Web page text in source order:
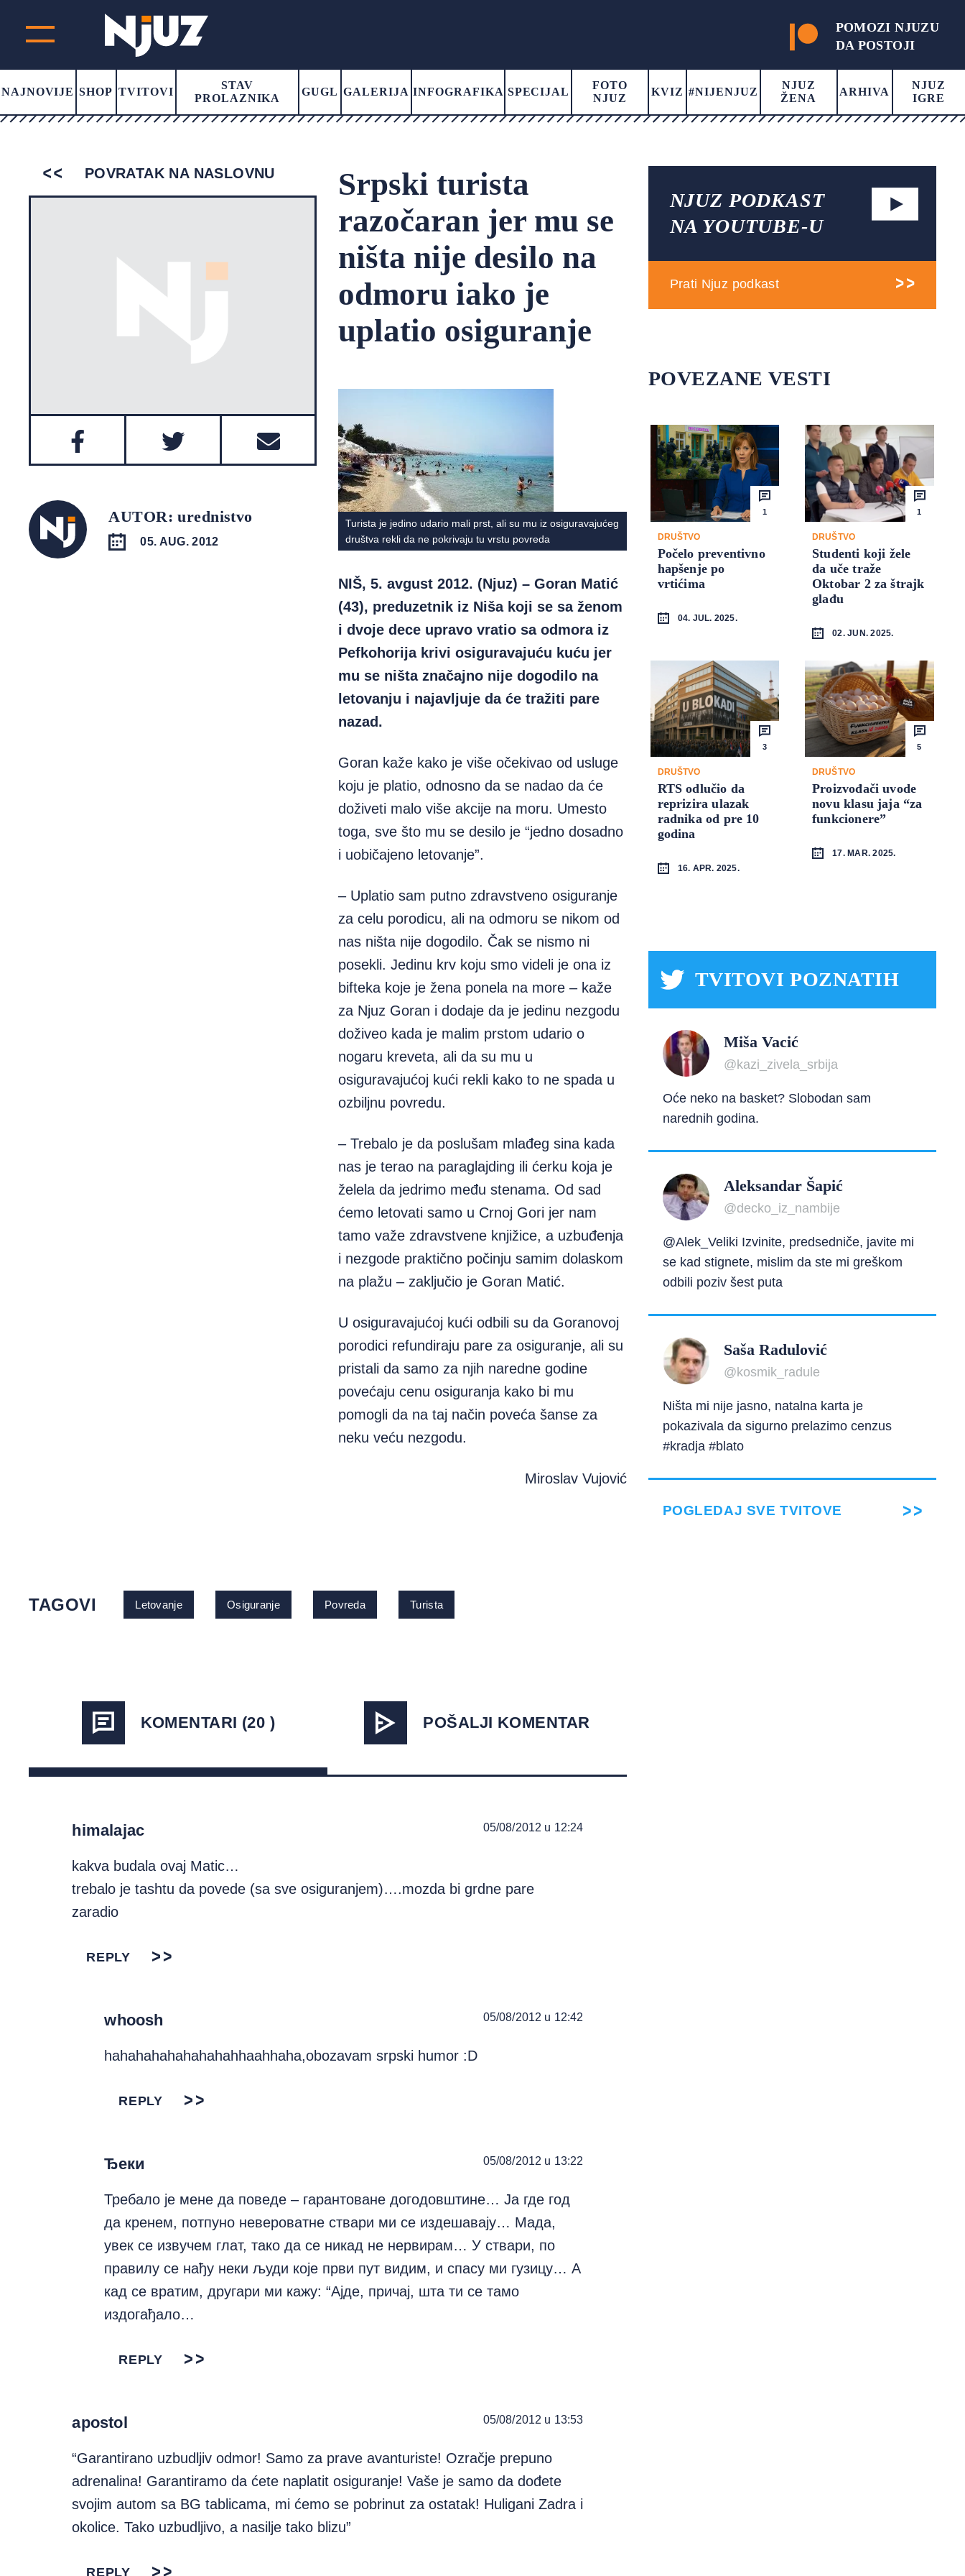
POMOZI NJUZU
DA POSTOJI
NAJNOVIJE SHOP TVITOVI
STAV
PROLAZNIKA
GUGL GALERIJA INFOGRAFIKA SPECIJAL
FOTO
NJUZ
KVIZ #NIJENJUZ
NJUZ
ŽENA
ARHIVA
NJUZ
IGRE
POVRATAK NA NASLOVNU
AUTOR: urednistvo
05. AUG. 2012
Srpski turista
razočaran jer mu se
ništa nije desilo na
odmoru iako je
uplatio osiguranje
Turista je jedino udario mali prst, ali su mu iz osiguravajućeg
društva rekli da ne pokrivaju tu vrstu povreda
NIŠ, 5. avgust 2012. (Njuz) – Goran Matić
(43), preduzetnik iz Niša koji se sa ženom
i dvoje dece upravo vratio sa odmora iz
Pefkohorija krivi osiguravajuću kuću jer
mu se ništa značajno nije dogodilo na
letovanju i najavljuje da će tražiti pare
nazad.
Goran kaže kako je više očekivao od usluge
koju je platio, odnosno da se nadao da će
doživeti malo više akcije na moru. Umesto
toga, sve što mu se desilo je “jedno dosadno
i uobičajeno letovanje”.
– Uplatio sam putno zdravstveno osiguranje
za celu porodicu, ali na odmoru se nikom od
nas ništa nije dogodilo. Čak se nismo ni
posekli. Jedinu krv koju smo videli je ona iz
bifteka koje je žena ponela na more – kaže
za Njuz Goran i dodaje da je jedinu nezgodu
doživeo kada je malim prstom udario o
nogaru kreveta, ali da su mu u
osiguravajućoj kući rekli kako to ne spada u
ozbiljnu povredu.
– Trebalo je da poslušam mlađeg sina kada
nas je terao na paraglajding ili ćerku koja je
želela da jedrimo među stenama. Od sad
ćemo letovati samo u Crnoj Gori jer nam
tamo važe zdravstvene knjižice, a uzbuđenja
i nezgode praktično počinju samim dolaskom
na plažu – zaključio je Goran Matić.
U osiguravajućoj kući odbili su da Goranovoj
porodici refundiraju pare za osiguranje, ali su
pristali da samo za njih naredne godine
povećaju cenu osiguranja kako bi mu
pomogli da na taj način poveća šanse za
neku veću nezgodu.
Miroslav Vujović
TAGOVI Letovanje Osiguranje Povreda Turista
KOMENTARI (20 ) POŠALJI KOMENTAR
himalajac 05/08/2012 u 12:24
kakva budala ovaj Matic…
trebalo je tashtu da povede (sa sve osiguranjem)….mozda bi grdne pare
zaradio
REPLY
whoosh 05/08/2012 u 12:42
hahahahahahahahahhaahhaha,obozavam srpski humor :D
REPLY
Ђеки 05/08/2012 u 13:22
Требало је мене да поведе – гарантоване догодовштине… Ја где год
да кренем, потпуно невероватне ствари ми се издешавају… Мада,
увек се извучем глат, тако да се никад не нервирам… У ствари, по
правилу се нађу неки људи које први пут видим, и спасу ми гузицу… А
кад се вратим, другари ми кажу: “Ајде, причај, шта ти се тамо
издогађало…
REPLY
apostol 05/08/2012 u 13:53
“Garantirano uzbudljiv odmor! Samo za prave avanturiste! Ozračje prepuno
adrenalina! Garantiramo da ćete naplatit osiguranje! Vaše je samo da dođete
svojim autom sa BG tablicama, mi ćemo se pobrinut za ostatak! Huligani Zadra i
okolice. Tako uzbudljivo, a nasilje tako blizu”
REPLY
NJUZ PODKAST
NA YOUTUBE-U
Prati Njuz podkast
POVEZANE VESTI
1
DRUŠTVO
Počelo preventivno
hapšenje po
vrtićima
04. JUL. 2025.
1
DRUŠTVO
Studenti koji žele
da uče traže
Oktobar 2 za štrajk
glađu
02. JUN. 2025.
3
DRUŠTVO
RTS odlučio da
reprizira ulazak
radnika od pre 10
godina
16. APR. 2025.
5
DRUŠTVO
Proizvođači uvode
novu klasu jaja “za
funkcionere”
17. MAR. 2025.
TVITOVI POZNATIH
Miša Vacić
@kazi_zivela_srbija
Oće neko na basket? Slobodan sam
narednih godina.
Aleksandar Šapić
@decko_iz_nambije
@Alek_Veliki Izvinite, predsedniče, javite mi
se kad stignete, mislim da ste mi greškom
odbili poziv šest puta
Saša Radulović
@kosmik_radule
Ništa mi nije jasno, natalna karta je
pokazivala da sigurno prelazimo cenzus
#kradja #blato
POGLEDAJ SVE TVITOVE